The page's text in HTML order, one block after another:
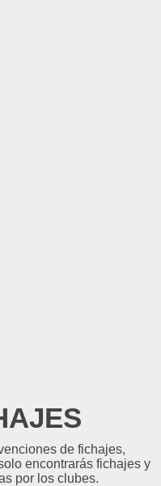
de fichajes,
encontrarás fichajes y
por los clubes.